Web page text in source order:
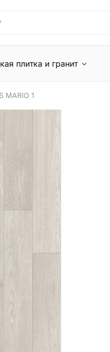
плитка и гранит
MARIO 1